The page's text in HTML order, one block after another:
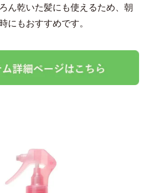
ん乾いた髪にも使えるため、朝
にもおすすめです。